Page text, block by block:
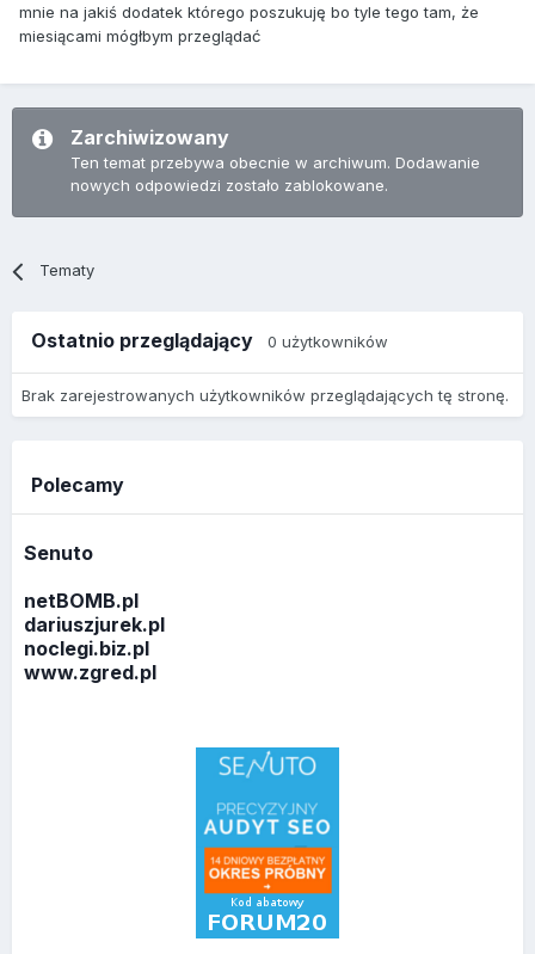
mnie na jakiś dodatek którego poszukuję bo tyle tego tam, że
miesiącami mógłbym przeglądać
Zarchiwizowany
Ten temat przebywa obecnie w archiwum. Dodawanie
nowych odpowiedzi zostało zablokowane.
Tematy
Ostatnio przeglądający 0 użytkowników
Brak zarejestrowanych użytkowników przeglądających tę stronę.
Polecamy
Senuto
netBOMB.pl
dariuszjurek.pl
noclegi.biz.pl
www.zgred.pl